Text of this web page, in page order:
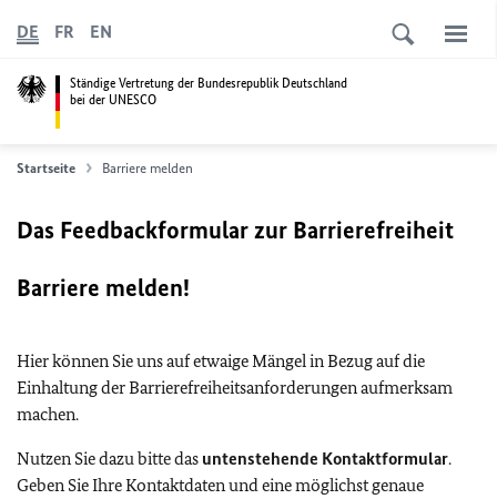
Ständige Vertretung der Bundesrepublik Deutschland
bei der UNESCO
DE FR EN
Startseite Barriere melden
Das Feedbackformular zur Barrierefreiheit
Barriere melden!
Hier können Sie uns auf etwaige Mängel in Bezug auf die
Einhaltung der Barrierefreiheitsanforderungen aufmerksam
machen.
Nutzen Sie dazu bitte das untenstehende Kontaktformular.
Geben Sie Ihre Kontaktdaten und eine möglichst genaue